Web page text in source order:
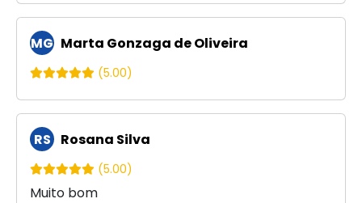
MG Marta Gonzaga de Oliveira
(5.00)
RS Rosana Silva
(5.00)
Muito bom